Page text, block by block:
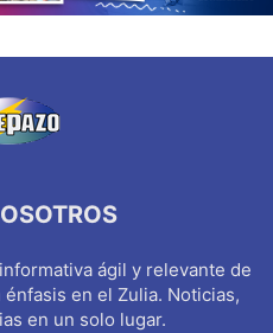
ágil y relevante de
en el Zulia. Noticias,
en un solo lugar.